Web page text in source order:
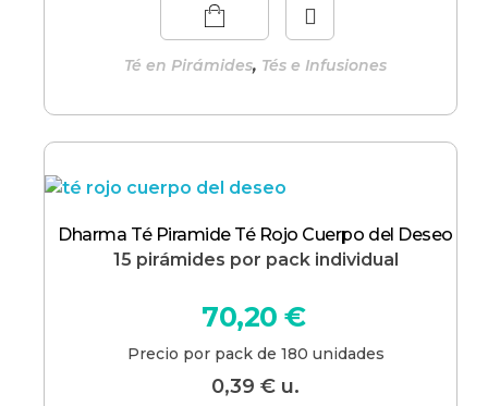
Té en Pirámides, Tés e Infusiones
Dharma Té Piramide Té Rojo Cuerpo del Deseo
15 pirámides por pack individual
0,39€ u.
70,20€
Precio por pack de 180 unidades